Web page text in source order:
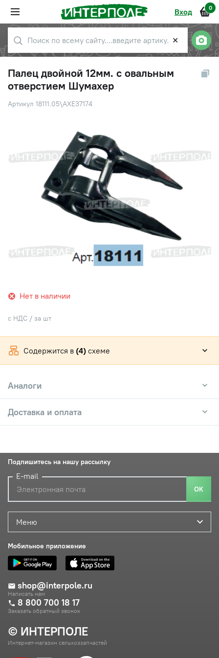
Вход 0
✕
Палец двойной 12мм. с овальным
отверстием Шумахер
Артикул 18111.05\AXE37174
Нет в наличии
с НДС / за шт
Содержится в (4) схеме
Аналоги
Доставка и оплата
© ИНТЕРПОЛЕ
Интернет-магазин сельхоззапчастей
Меню
Мобильное приложение
shop@interpole.ru
Написать нам
8 800 700 18 17
Заказать обратный звонок
Подпишитесь на нашу рассылку
E-mail
ОК